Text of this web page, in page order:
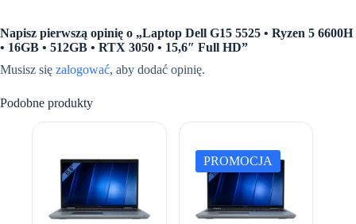
Napisz pierwszą opinię o „Laptop Dell G15 5525 • Ryzen 5 6600H
• 16GB • 512GB • RTX 3050 • 15,6″ Full HD”
Musisz się zalogować, aby dodać opinię.
Podobne produkty
PROMOCJA